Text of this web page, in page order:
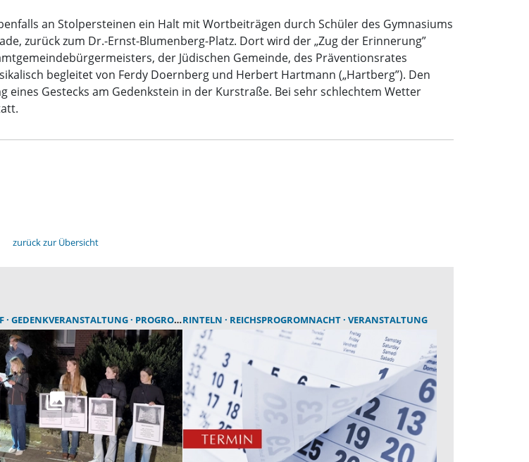
an Stolpersteinen ein Halt mit Wortbeiträgen durch Schüler des Gymnasiums
zurück zum Dr.-Ernst-Blumenberg-Platz. Dort wird der „Zug der Erinnerung”
der Jüdischen Gemeinde, des Präventionsrates
begleitet von Ferdy Doernberg und Herbert Hartmann („Hartberg”). Den
Gestecks am Gedenkstein in der Kurstraße. Bei sehr schlechtem Wetter
zurück zur Übersicht
GEDENKVERANSTALTUNG PROGROMNACHT RINTELN REICHSPROGROMNACHT VERANSTALTUNG